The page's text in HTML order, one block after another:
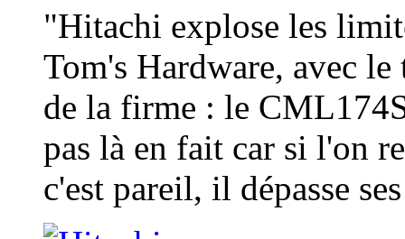
"Hitachi explose les
Tom's Hardware, avec
de la firme : le
pas là en fait car si l'on
c'est pareil, il dépasse